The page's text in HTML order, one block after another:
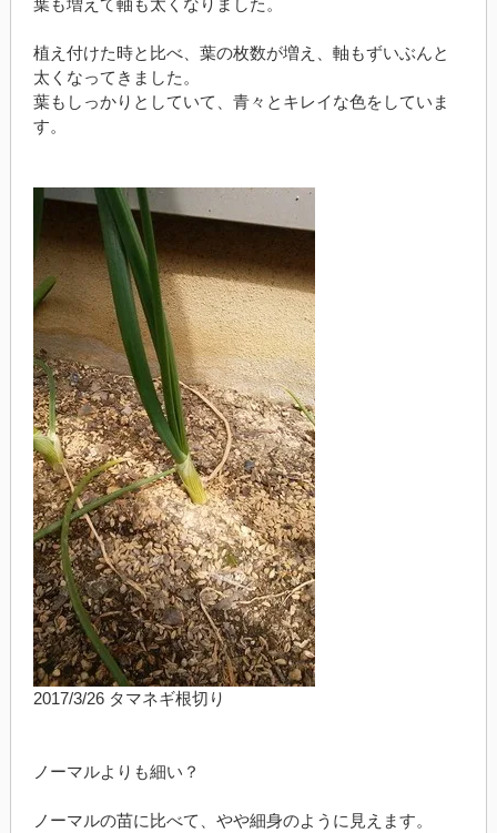
葉も増えて軸も太くなりました。
植え付けた時と比べ、葉の枚数が増え、軸もずいぶんと
太くなってきました。
葉もしっかりとしていて、青々とキレイな色をしていま
す。
2017/3/26 タマネギ根切り
ノーマルよりも細い？
ノーマルの苗に比べて、やや細身のように見えます。